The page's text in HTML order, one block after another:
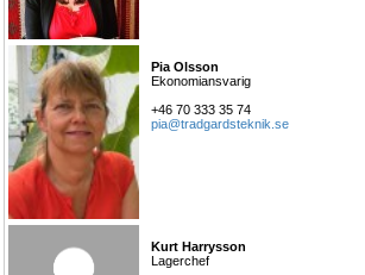
Pia Olsson
Ekonomiansvarig
+46 70 333 35 74
pia@tradgardsteknik.se
Kurt Harrysson
Lagerchef